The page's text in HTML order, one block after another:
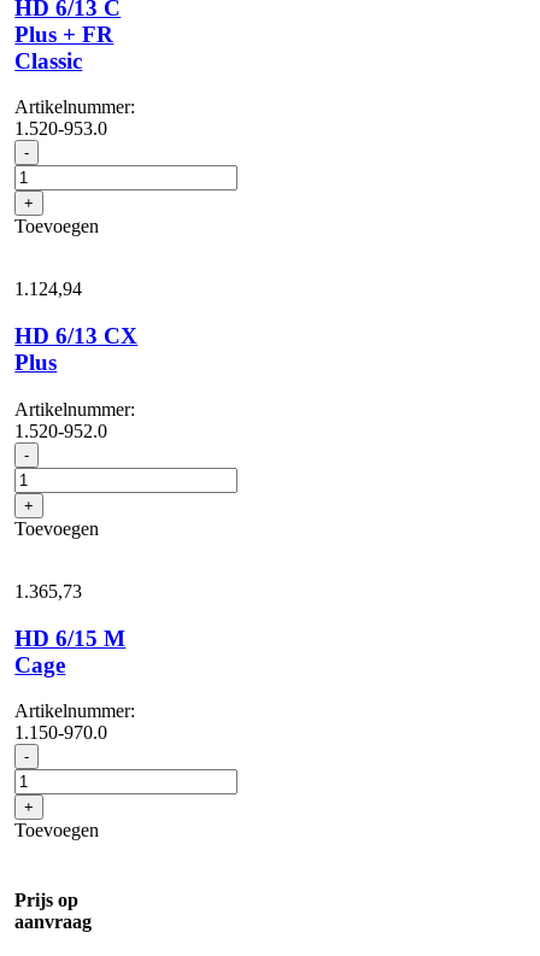
HD 6/13 C
Plus + FR
Classic
Artikelnummer:
1.520-953.0
- HD
6/13
C
Plus
+
Classic
aantal
+
Toevoegen
1.124,94
HD 6/13 CX
Plus
Artikelnummer:
1.520-952.0
- HD
6/13
CX
Plus
aantal
+
Toevoegen
1.365,73
HD 6/15 M
Cage
Artikelnummer:
1.150-970.0
- HD
6/15
M
Cage
aantal
+
Toevoegen
Prijs op
aanvraag